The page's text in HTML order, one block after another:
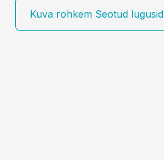
Kuva rohkem Seotud lugusid